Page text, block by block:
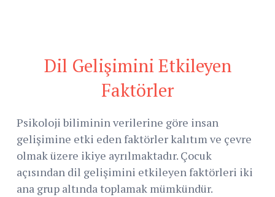
Dil Gelişimini Etkileyen
Faktörler
Psikoloji biliminin verilerine göre insan
gelişimine etki eden faktörler kalıtım ve çevre
olmak üzere ikiye ayrılmaktadır. Çocuk
açısından dil gelişimini etkileyen faktörleri iki
ana grup altında toplamak mümkündür.